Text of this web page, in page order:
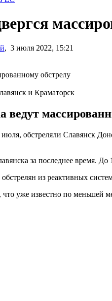
, 3 июля 2022, 15:21
и Краматорск
ведут
обстреляли Славянск
за последнее время.
из реактивных
уже известно по меньшей